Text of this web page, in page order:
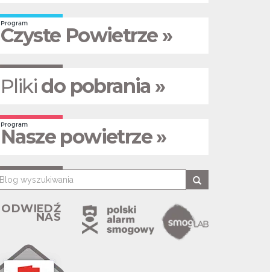
Program
Czyste Powietrze »
Pliki do pobrania »
Program
Nasze powietrze »
ODWIEDŹ
NAS